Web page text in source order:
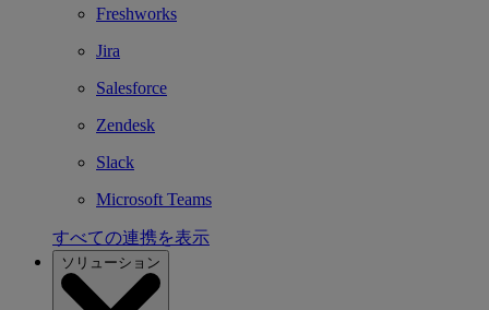
Freshworks
Jira
Salesforce
Zendesk
Slack
Microsoft Teams
すべての連携を表示
ソリューション